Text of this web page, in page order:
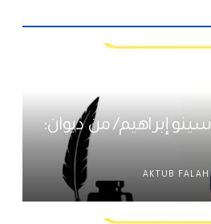
(القائد المقدام) سينو إبراهيم/ من ديوان:
AKTUB FALAH